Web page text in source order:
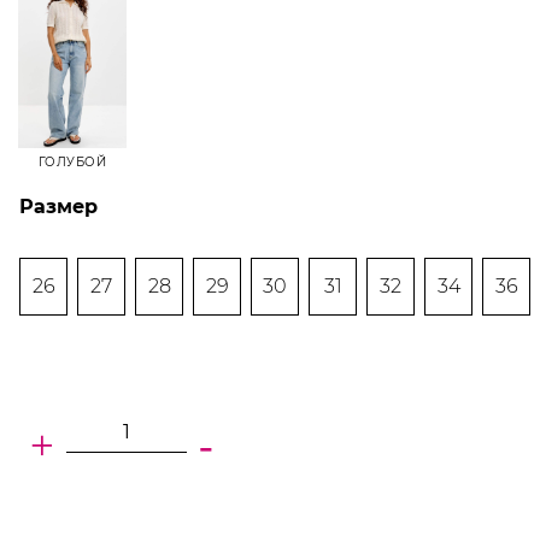
ГОЛУБОЙ
Размер
26 27 28 29 30 31 32 34 36
+ -